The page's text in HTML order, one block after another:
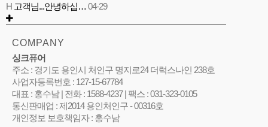
H 고객님...안녕하십… 04-29
COMPANY
싱크퓨어
주소 : 경기도 용인시 처인구 명지로24 더럭스나인 238호
사업자등록번호 : 127-15-67784
대표 : 홍수남 | 전화 : 1588-4237 | 팩스 : 031-323-0105
통신판매업 : 제2014 용인처인구 - 00316호
개인정보 보호책임자 : 홍수남